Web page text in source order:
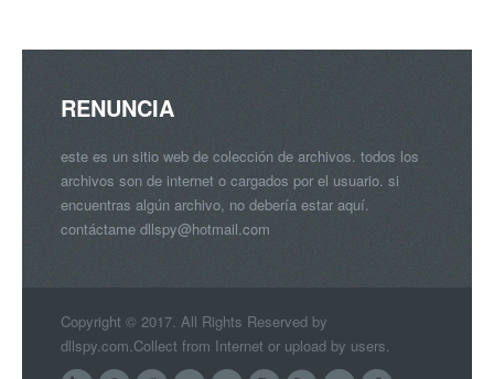
RENUNCIA
este es un sitio web de colección de archivos. todos los
archivos son de internet o cargados por el usuario. si
encuentras algún archivo, no debería estar aquí.
contáctame dllspy@hotmail.com
Copyright © 2017. All Rights Reserved by
dllspy.com.Collect from Internet or upload by users.